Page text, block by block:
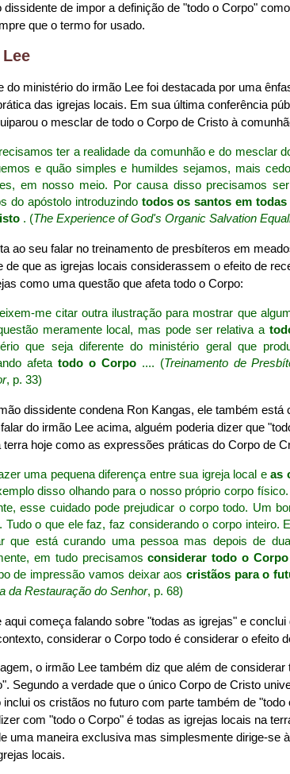
dissidente de impor a definição de "todo o Corpo"
que o termo for usado.
do ministério do irmão Lee foi destacada por uma
das igrejas locais. Em sua última conferência
o mesclar de todo o Corpo de Cristo à
ter a realidade da comunhão e do mesclar
e quão simples e humildes sejamos, mais
em nosso meio. Por causa disso precisamos
do apóstolo introduzindo todos os santos em todas
. (The Experience of God's Organic Salvation
ao seu falar no treinamento de presbíteros em
de que as igrejas locais considerassem o efeito de
como uma questão que afeta todo o Corpo:
me citar outra ilustração para mostrar que
meramente local, mas pode ser relativa a
que seja diferente do ministério geral que
afeta todo o Corpo .... (Treinamento de
, p. 33)
dissidente condena Ron Kangas, ele também
do irmão Lee acima, alguém poderia dizer que
terra hoje como as expressões práticas do Corpo de
uma pequena diferença entre sua igreja local eas
disso olhando para o nosso próprio corpo
esse cuidado pode prejudicar o corpo todo. Um
Tudo o que ele faz, faz considerando o corpo inteiro.
que está curando uma pessoa mas depois de
em tudo precisamosconsiderar todo o Corpo
de impressão vamos deixar aos cristãos para o
da Restauração do Senhor, p. 68)
aqui começa falando sobre "todas as igrejas" e
considerar o Corpo todo é considerar o efeito
o irmão Lee também diz que além de
Segundo a verdade que o único Corpo de Cristo
inclui os cristãos no futuro com parte também de
com "todo o Corpo" é todas as igrejas locais na
uma maneira exclusiva mas simplesmente dirige-se
locais.